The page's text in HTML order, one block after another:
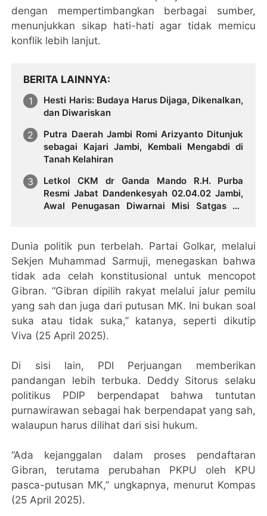
dengan mempertimbangkan berbagai sumber,
menunjukkan sikap hati-hati agar tidak memicu
konflik lebih lanjut.
BERITA LAINNYA
Hesti Haris: Budaya Harus Dijaga, Dikenalkan,
dan Diwariskan
Putra Daerah Jambi Romi Arizyanto Ditunjuk
sebagai Kajari Jambi, Kembali Mengabdi di
Tanah Kelahiran
Letkol CKM dr Ganda Mando R.H. Purba
Resmi Jabat Dandenkesyah 02.04.02 Jambi,
Awal Penugasan Diwarnai Misi Satgas ke
Dunia politik pun terbelah. Partai Golkar, melalui
Sekjen Muhammad Sarmuji, menegaskan bahwa
tidak ada celah konstitusional untuk mencopot
Gibran. “Gibran dipilih rakyat melalui jalur pemilu
yang sah dan juga dari putusan MK. Ini bukan soal
suka atau tidak suka,” katanya, seperti dikutip
Viva (25 April 2025).
Di sisi lain, PDI Perjuangan memberikan
pandangan lebih terbuka. Deddy Sitorus selaku
politikus PDIP berpendapat bahwa tuntutan
purnawirawan sebagai hak berpendapat yang sah,
walaupun harus dilihat dari sisi hukum.
“Ada kejanggalan dalam proses pendaftaran
Gibran, terutama perubahan PKPU oleh KPU
pasca-putusan MK,” ungkapnya, menurut Kompas
(25 April 2025).